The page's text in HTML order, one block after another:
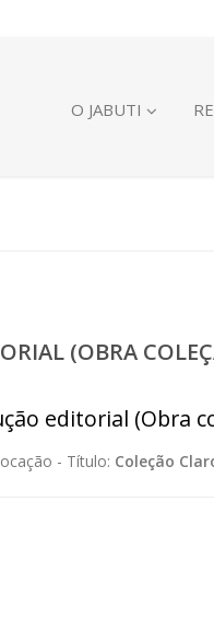
O JABUTI
(OBRA
editorial (Obra
- Título: Coleção